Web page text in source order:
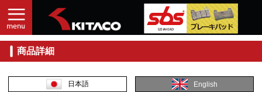
商品詳細
日本語 English